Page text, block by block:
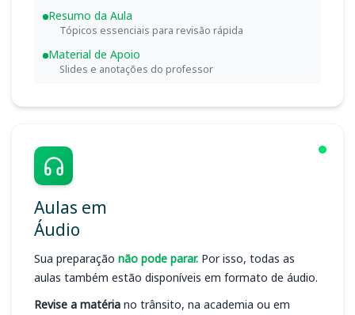
Resumo da Aula
Tópicos essenciais para revisão rápida
Material de Apoio
Slides e anotações do professor
Aulas em
Áudio
Sua preparação não pode parar. Por isso, todas as
aulas também estão disponíveis em formato de áudio.
Revise a matéria no trânsito, na academia ou em